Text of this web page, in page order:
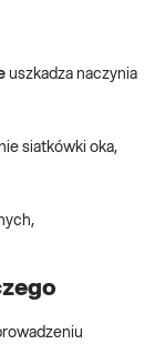
uszkadza naczynia
siatkówki oka,